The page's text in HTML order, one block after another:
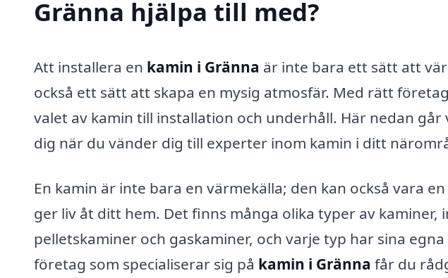
Gränna hjälpa till med?
Att installera en kamin i Gränna är inte bara ett sätt att
också ett sätt att skapa en mysig atmosfär. Med rätt
valet av kamin till installation och underhåll. Här nedan
dig när du vänder dig till experter inom kamin i ditt
En kamin är inte bara en värmekälla; den kan också vara
ger liv åt ditt hem. Det finns många olika typer av kaminer,
pelletskaminer och gaskaminer, och varje typ har sina
företag som specialiserar sig på kamin i Gränna får du